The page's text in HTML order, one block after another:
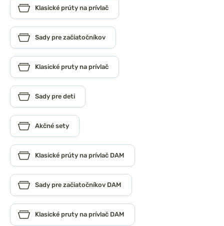
Klasické prúty na prívlač
Sady pre začiatočníkov
Klasické pruty na prívlač
Sady pre deti
Akčné sety
Klasické prúty na prívlač DAM
Sady pre začiatočníkov DAM
Klasické pruty na prívlač DAM